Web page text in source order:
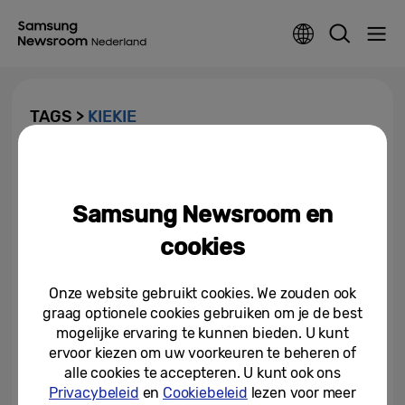
TAGS > KIEKIE
14-04-2022
Samsung Newsroom en
cookies
Onze website gebruikt cookies. We zouden ook
graag optionele cookies gebruiken om je de best
mogelijke ervaring te kunnen bieden. U kunt
ervoor kiezen om uw voorkeuren te beheren of
alle cookies te accepteren. U kunt ook ons
Privacybeleid en Cookiebeleid lezen voor meer